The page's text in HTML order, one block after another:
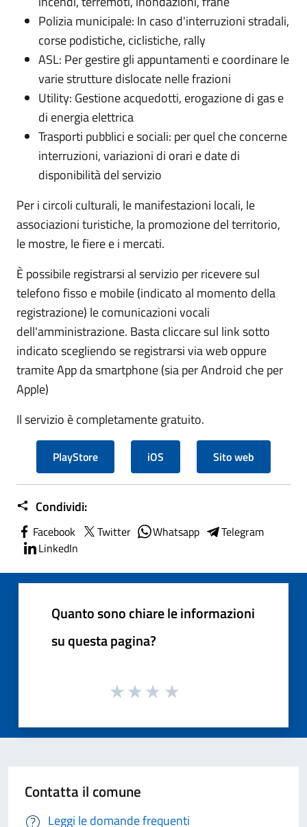
Polizia municipale: In caso d'interruzioni stradali,
corse podistiche, ciclistiche, rally
ASL: Per gestire gli appuntamenti e coordinare le
varie strutture dislocate nelle frazioni
Utility: Gestione acquedotti, erogazione di gas e
di energia elettrica
Trasporti pubblici e sociali: per quel che concerne
interruzioni, variazioni di orari e date di
disponibilità del servizio
Per i circoli culturali, le manifestazioni locali, le
associazioni turistiche, la promozione del territorio,
le mostre, le fiere e i mercati.
È possibile registrarsi al servizio per ricevere sul
telefono fisso e mobile (indicato al momento della
registrazione) le comunicazioni vocali
dell'amministrazione. Basta cliccare sul link sotto
indicato scegliendo se registrarsi via web oppure
tramite App da smartphone (sia per Android che per
Apple)
Il servizio è completamente gratuito.
PlayStore iOS Sito web
Condividi:
Facebook Twitter Whatsapp
Telegram
LinkedIn
Quanto sono chiare le informazioni
su questa pagina?
Contatta il comune
Leggi le domande frequenti